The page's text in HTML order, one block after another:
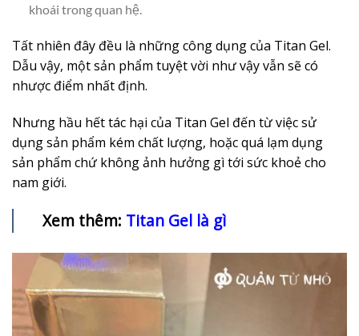
khoái trong quan hệ.
Tất nhiên đây đều là những công dụng của Titan Gel.
Dẫu vậy, một sản phẩm tuyệt vời như vậy vẫn sẽ có
nhược điểm nhất định.
Nhưng hầu hết tác hại của Titan Gel đến từ việc sử
dụng sản phẩm kém chất lượng, hoặc quá lạm dụng
sản phẩm chứ không ảnh hưởng gì tới sức khoẻ cho
nam giới.
Xem thêm: Titan Gel là gì